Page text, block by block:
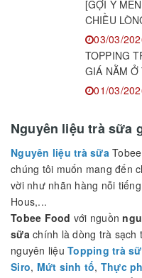
KEM DẺO
CÓ THỂ
18/06/
ĐẦU TƯ
[GỢI Ý
CHIỀU
TOPPING
GIÁ NẰM Ở
NGON!
01/03/